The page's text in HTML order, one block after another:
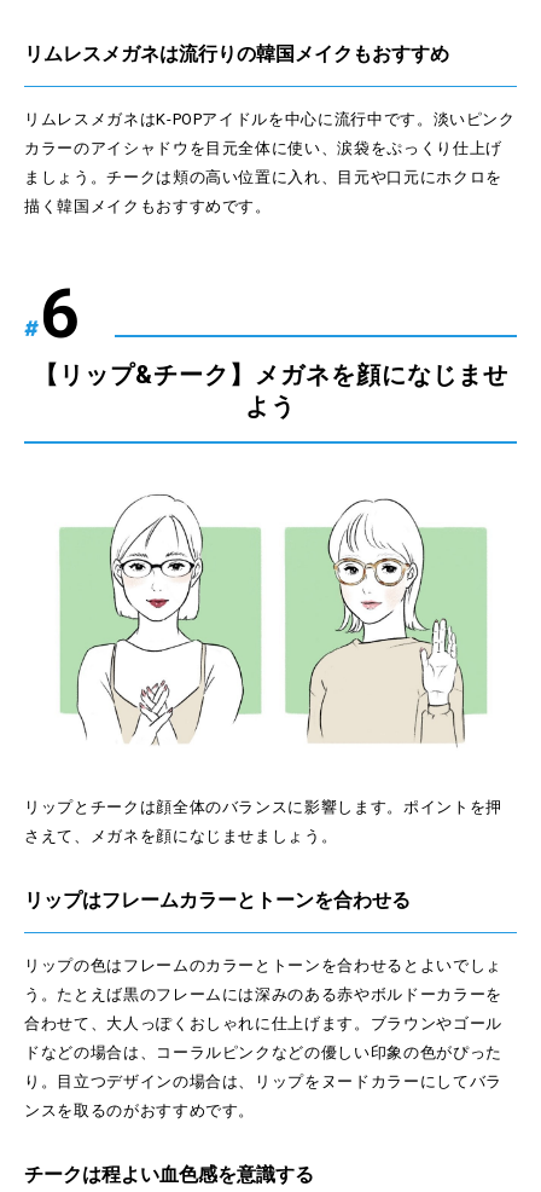
リムレスメガネは流行りの韓国メイクもおすすめ
リムレスメガネはK-POPアイドルを中心に流行中です。淡いピンク
カラーのアイシャドウを目元全体に使い、涙袋をぷっくり仕上げ
ましょう。チークは頬の高い位置に入れ、目元や口元にホクロを
描く韓国メイクもおすすめです。
#
【リップ&チーク】メガネを顔になじませ
よう
リップとチークは顔全体のバランスに影響します。ポイントを押
さえて、メガネを顔になじませましょう。
リップはフレームカラーとトーンを合わせる
リップの色はフレームのカラーとトーンを合わせるとよいでしょ
う。たとえば黒のフレームには深みのある赤やボルドーカラーを
合わせて、大人っぽくおしゃれに仕上げます。ブラウンやゴール
ドなどの場合は、コーラルピンクなどの優しい印象の色がぴった
り。目立つデザインの場合は、リップをヌードカラーにしてバラ
ンスを取るのがおすすめです。
チークは程よい血色感を意識する